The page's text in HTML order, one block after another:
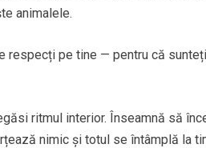
animalele.
respecți pe tine — pentru că
ritmul interior. Înseamnă să
nimic și totul se întâmplă la